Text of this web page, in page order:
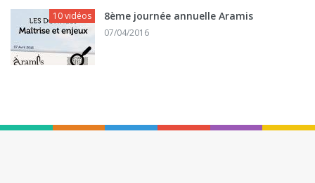
10 vidéos 8ème journée annuelle Aramis
07/04/2016